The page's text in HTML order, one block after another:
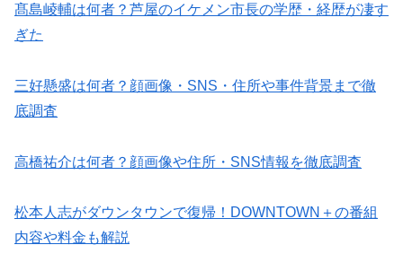
髙島崚輔は何者？芦屋のイケメン市長の学歴・経歴が凄す
ぎた
三好懸盛は何者？顔画像・SNS・住所や事件背景まで徹
底調査
高橋祐介は何者？顔画像や住所・SNS情報を徹底調査
松本人志がダウンタウンで復帰！DOWNTOWN＋の番組
内容や料金も解説